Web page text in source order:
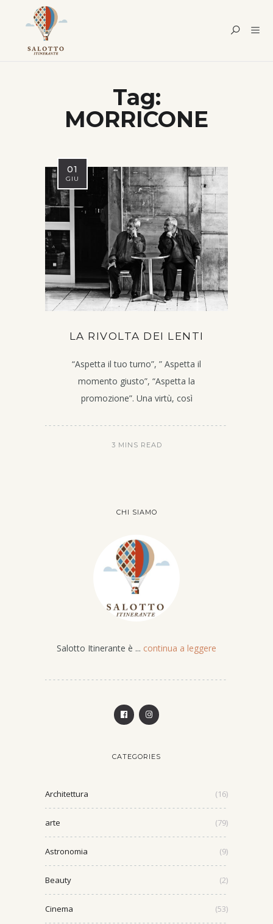
Tag:
MORRICONE
01
GIU
LA RIVOLTA DEI LENTI
“Aspetta il tuo turno”, ” Aspetta il
momento giusto”, “Aspetta la
promozione”. Una virtù, così
3 MINS READ
CHI SIAMO
Salotto Itinerante è ... continua a leggere
CATEGORIES
Architettura (16)
arte (79)
Astronomia (9)
Beauty (2)
Cinema (53)